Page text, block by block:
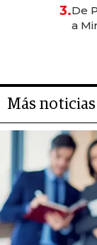
las
3.De
a
Más noticias